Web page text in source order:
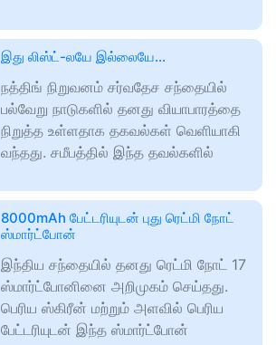
இது லிஸ்ட்-லயே இல்லையே...
நத்திங் நிறுவனம் சர்வதேச சந்தையில்
பல்வேறு நாடுகளில் தனது வியாபாரத்தை
நிறுத்த உள்ளதாக தகவல்கள் வெளியாகி
வந்தது. சமீபத்தில் இந்த தவல்களில்
8000mAh பேட்டரியுடன் புது ரெட்மி நோட்
ஸ்மார்ட்போன்
இந்திய சந்தையில் தனது ரெட்மி நோட் 17
ஸ்மார்ட்போனினை அறிமுகம் செய்தது.
பெரிய ஸ்கிரீன் மற்றும் அளவில் பெரிய
பேட்டரியுடன் இந்த ஸ்மார்ட்போன்